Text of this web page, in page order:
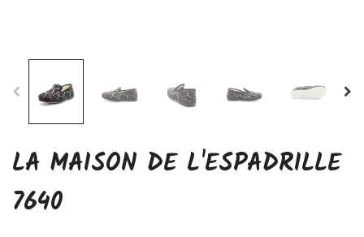
LA MAISON DE L'ESPADRILLE
7640